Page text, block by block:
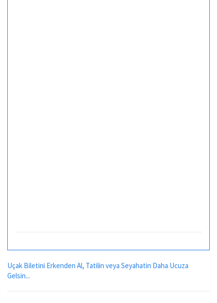
Uçak Biletini Erkenden Al, Tatilin veya Seyahatin Daha Ucuza
Gelsin...